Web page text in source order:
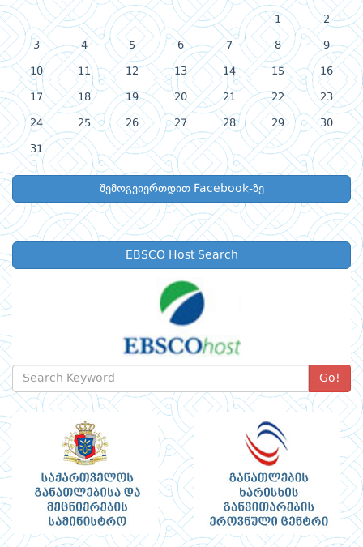
1 2
3 4 5 6 7 8 9
10 11 12 13 14 15 16
17 18 19 20 21 22 23
24 25 26 27 28 29 30
31
შემოგვიერთდით Facebook-ზე
EBSCO Host Search
Go!